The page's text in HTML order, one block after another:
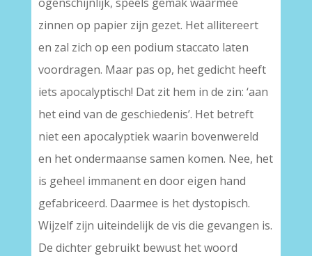
zinnen op papier zijn gezet. Het allitereert
en zal zich op een podium staccato laten
voordragen. Maar pas op, het gedicht heeft
iets apocalyptisch! Dat zit hem in de zin: ‘aan
het eind van de geschiedenis’. Het betreft
niet een apocalyptiek waarin bovenwereld
en het ondermaanse samen komen. Nee, het
is geheel immanent en door eigen hand
gefabriceerd. Daarmee is het dystopisch.
Wijzelf zijn uiteindelijk de vis die gevangen is.
De dichter gebruikt bewust het woord